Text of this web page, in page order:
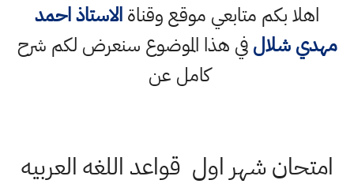
اهلا بكم متابعي موقع وقناةالاستاذ احمد
مهدي شلالفي هذا الموضوع سنعرض لكم شرح
كامل عن
امتحان شهر اول قواعد اللغه العربيه